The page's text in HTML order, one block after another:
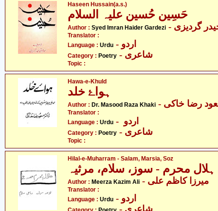
Haseen Hussain(a.s.)
حَسِین حُسین علیہ السلام
Author : Syed Imran Haider Gardezi گردیزی
Translator :
Language : Urdu - اردو
Category : Poetry - شاعری
Topic :
Hawa-e-Khuld
Author : Dr. Masood Raza Khaki رضا خاکی
Translator :
Language : Urdu
Category : Poetry - شاعری
Topic :
Hilal-e-Muharram - Salam, Marsia, Soz
ہلال محرم - سوز، سلام، مرثیہ
Author : Meerza Kazim Ali - میرزا کاظم علی
Translator :
Language : Urdu - اردو
- شاعری